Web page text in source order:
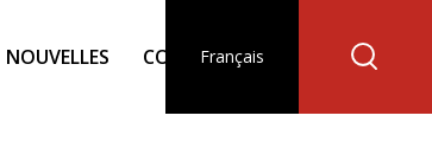
NOUVELLES CONTACT
Français